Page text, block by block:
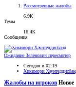
Рассмотренные жалобы
6.9К
Темы
16.4К
Сообщения
Ожидание Зеленович пересмотер
Сегодня в 02:19
Хикимори
Жалобы на игроков Новое